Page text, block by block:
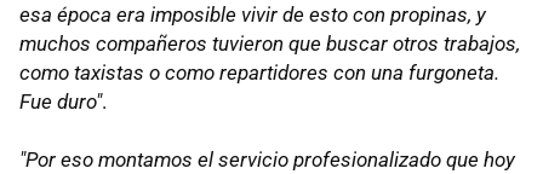
esa época era imposible vivir de esto con propinas, y
muchos compañeros tuvieron que buscar otros trabajos,
como taxistas o como repartidores con una furgoneta.
Fue duro".
"Por eso montamos el servicio profesionalizado que hoy